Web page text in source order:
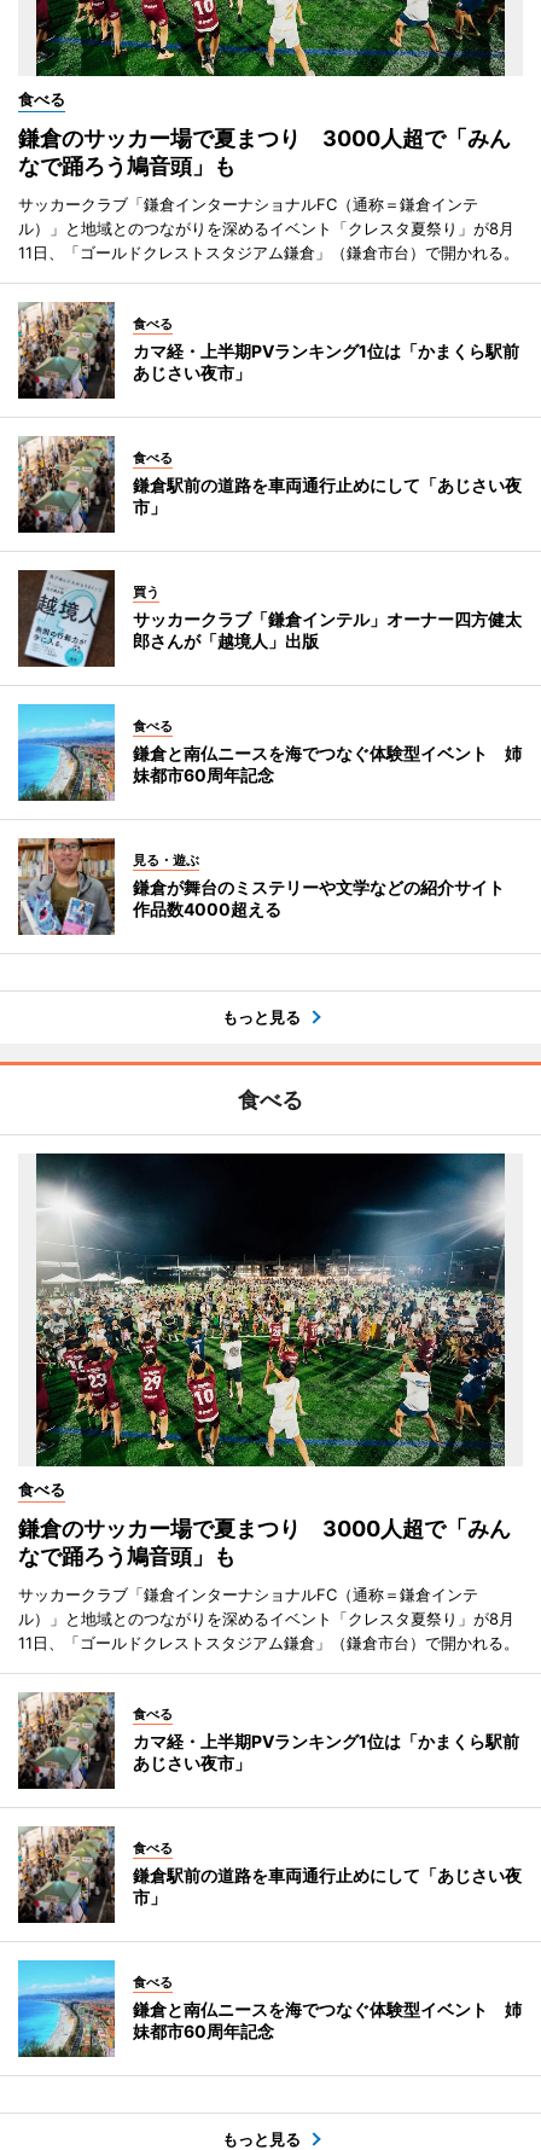
食べる
鎌倉のサッカー場で夏まつり 3000人超で「みん
なで踊ろう鳩音頭」も
サッカークラブ「鎌倉インターナショナルFC（通称＝鎌倉インテ
ル）」と地域とのつながりを深めるイベント「クレスタ夏祭り」が8月
11日、「ゴールドクレストスタジアム鎌倉」（鎌倉市台）で開かれる。
食べる
カマ経・上半期PVランキング1位は「かまくら駅前
あじさい夜市」
食べる
鎌倉駅前の道路を車両通行止めにして「あじさい夜
市」
買う
サッカークラブ「鎌倉インテル」オーナー四方健太
郎さんが「越境人」出版
食べる
鎌倉と南仏ニースを海でつなぐ体験型イベント 姉
妹都市60周年記念
見る・遊ぶ
鎌倉が舞台のミステリーや文学などの紹介サイト
作品数4000超える
もっと見る
食べる
食べる
鎌倉のサッカー場で夏まつり 3000人超で「みん
なで踊ろう鳩音頭」も
サッカークラブ「鎌倉インターナショナルFC（通称＝鎌倉インテ
ル）」と地域とのつながりを深めるイベント「クレスタ夏祭り」が8月
11日、「ゴールドクレストスタジアム鎌倉」（鎌倉市台）で開かれる。
食べる
カマ経・上半期PVランキング1位は「かまくら駅前
あじさい夜市」
食べる
鎌倉駅前の道路を車両通行止めにして「あじさい夜
市」
食べる
鎌倉と南仏ニースを海でつなぐ体験型イベント 姉
妹都市60周年記念
もっと見る